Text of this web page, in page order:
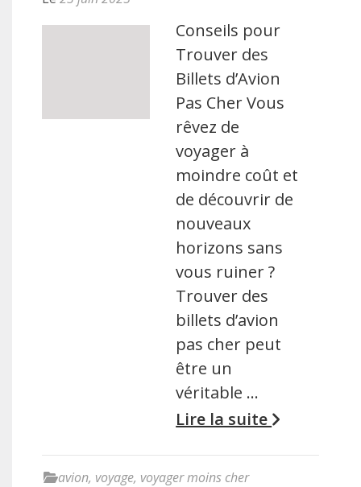
Conseils pour
Trouver des
Billets d’Avion
Pas Cher Vous
rêvez de
voyager à
moindre coût et
de découvrir de
nouveaux
horizons sans
vous ruiner ?
Trouver des
billets d’avion
pas cher peut
être un
véritable …
Lire la suite
avion, voyage, voyager moins cher